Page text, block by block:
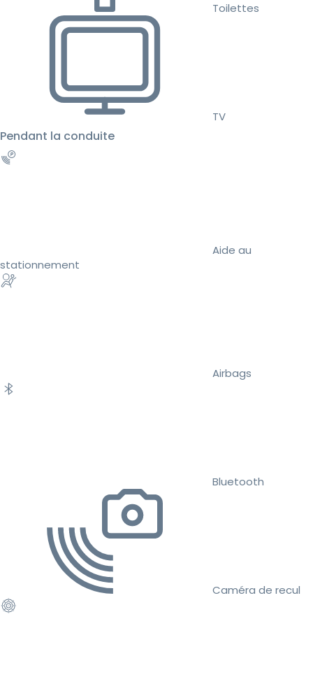
Toilettes
TV
Pendant la conduite
Aide au
stationnement
Airbags
Bluetooth
Caméra de recul